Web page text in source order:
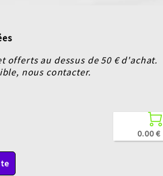
offerts au dessus de 50 € d'achat.
nous contacter.

0.00 €